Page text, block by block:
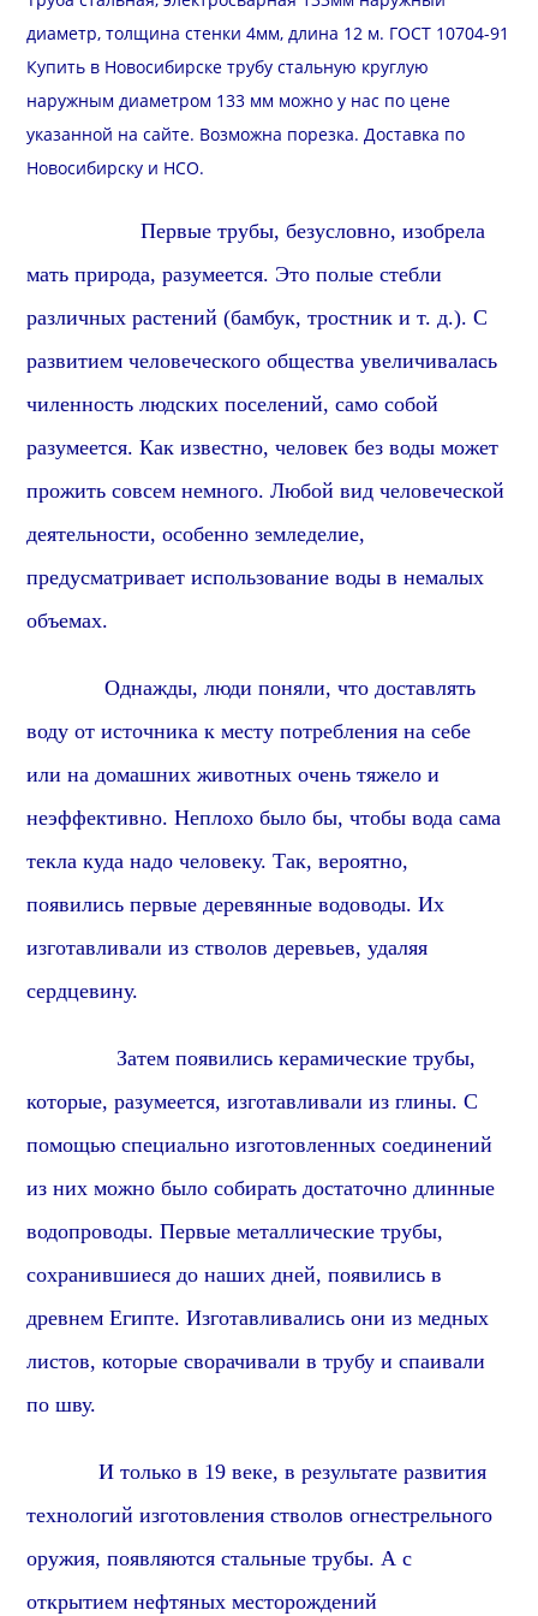
диаметр, толщина стенки 4мм, длина 12 м. ГОСТ 10704-91
Купить в Новосибирске трубу стальную круглую
наружным диаметром 133 мм можно у нас по цене
указанной на сайте. Возможна порезка.Доставка по
Новосибирску и НСО.
Первые трубы,безусловно, изобрела
мать природа,разумеется. Это полые стебли
различных растений (бамбук, тростник и т. д.). С
развитием человеческого общества увеличивалась
чиленность людских поселений,само собой
разумеется. Как известно, человек без воды может
прожить совсем немного. Любой вид человеческой
деятельности,особенно земледелие,
предусматривает использование воды в немалых
объемах.
Однажды, люди поняли, что доставлять
воду от источника к месту потребления на себе
или на домашних животныхочень тяжело и
неэффективно. Неплохо было бы, чтобы вода сама
текла куда надо человеку. Так,вероятно,
появились первые деревянные водоводы. Их
изготавливали из стволов деревьев, удаляя
сердцевину.
Затем появились керамические трубы,
которые,разумеется, изготавливали из глины. С
помощью специально изготовленных соединений
из них можно было собирать достаточно длинные
водопроводы. Первые металлические трубы,
сохранившиеся до наших дней, появились в
древнем Египте.Изготавливались они из медных
листов, которые сворачивали в трубу и спаивали
по шву.
И только в 19 веке, в результате развития
технологий изготовления стволов огнестрельного
оружия, появляются стальные трубы. А с
открытием нефтяных месторождений